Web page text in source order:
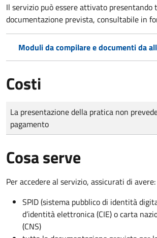
Il servizio può essere attivato
documentazione prevista, consultabile in
Moduli da compilare e documenti da
Costi
Tipo di pagamento
Importo
La presentazione della pratica non
pagamento
Cosa serve
Per accedere al servizio, assicurati di avere:
SPID (sistema pubblico di identità
d’identità elettronica (CIE) o carta
(CNS)